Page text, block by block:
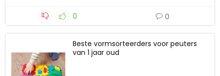
0 0
Beste vormsorteerders voor peuters
van 1 jaar oud